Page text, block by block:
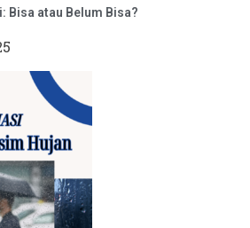
Bisa atau Belum Bisa?